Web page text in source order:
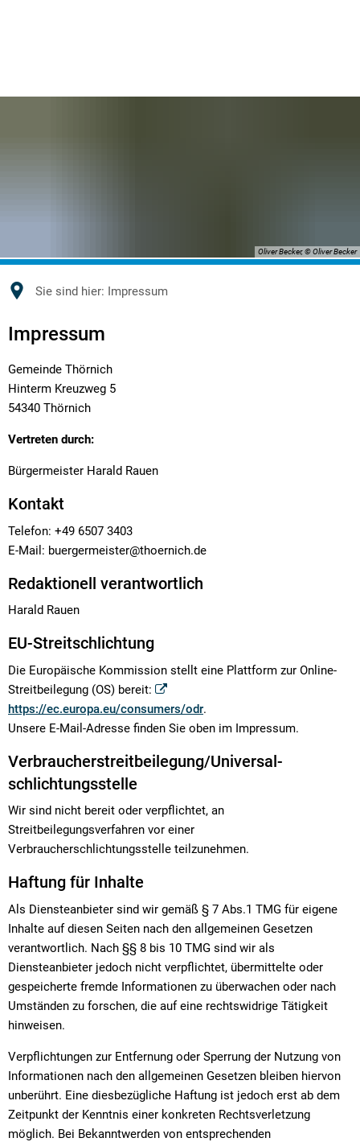
Oliver Becker, © Oliver Becker
Sie sind hier: Impressum
Impressum
Impressum
Gemeinde Thörnich
Hinterm Kreuzweg 5
54340 Thörnich
Vertreten durch:
Bürgermeister Harald Rauen
Kontakt
Telefon: +49 6507 3403
E-Mail: buergermeister@thoernich.de
Redaktionell verantwortlich
Harald Rauen
EU-Streitschlichtung
Die Europäische Kommission stellt eine Plattform zur Online-
Streitbeilegung (OS) bereit:
https://ec.europa.eu/consumers/odr.
Unsere E-Mail-Adresse finden Sie oben im Impressum.
Verbraucher­streit­beilegung/Universal­
schlichtungs­stelle
Wir sind nicht bereit oder verpflichtet, an
Streitbeilegungsverfahren vor einer
Verbraucherschlichtungsstelle teilzunehmen.
Haftung für Inhalte
Als Diensteanbieter sind wir gemäß § 7 Abs.1 TMG für eigene
Inhalte auf diesen Seiten nach den allgemeinen Gesetzen
verantwortlich. Nach §§ 8 bis 10 TMG sind wir als
Diensteanbieter jedoch nicht verpflichtet, übermittelte oder
gespeicherte fremde Informationen zu überwachen oder nach
Umständen zu forschen, die auf eine rechtswidrige Tätigkeit
hinweisen.
Verpflichtungen zur Entfernung oder Sperrung der Nutzung von
Informationen nach den allgemeinen Gesetzen bleiben hiervon
unberührt. Eine diesbezügliche Haftung ist jedoch erst ab dem
Zeitpunkt der Kenntnis einer konkreten Rechtsverletzung
möglich. Bei Bekanntwerden von entsprechenden